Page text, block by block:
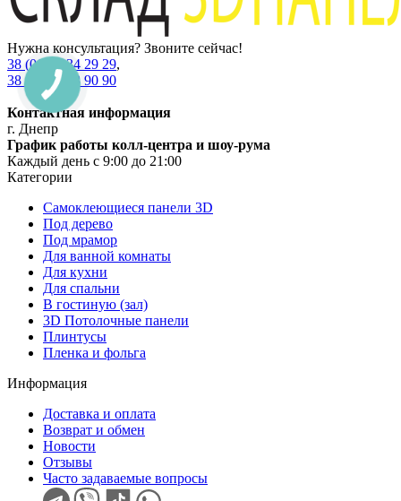
Нужна консультация? Звоните сейчас!
38 (067) 234 29 29,
38 (067) 538 90 90
Контактная информация
г. Днепр
График работы колл-центра и шоу-рума
Каждый день с 9:00 до 21:00
Категории
Самоклеющиеся панели 3D
Под дерево
Под мрамор
Для ванной комнаты
Для кухни
Для спальни
В гостиную (зал)
3D Потолочные панели
Плинтусы
Пленка и фольга
Информация
Доставка и оплата
Возврат и обмен
Новости
Отзывы
Часто задаваемые вопросы